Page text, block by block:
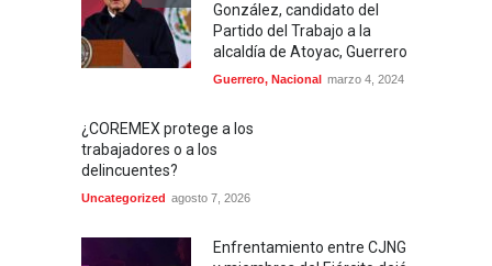
González, candidato del
Partido del Trabajo a la
alcaldía de Atoyac, Guerrero
Guerrero, Nacional marzo 4, 2024
¿COREMEX protege a los
trabajadores o a los
delincuentes?
Uncategorized agosto 7, 2026
Enfrentamiento entre CJNG